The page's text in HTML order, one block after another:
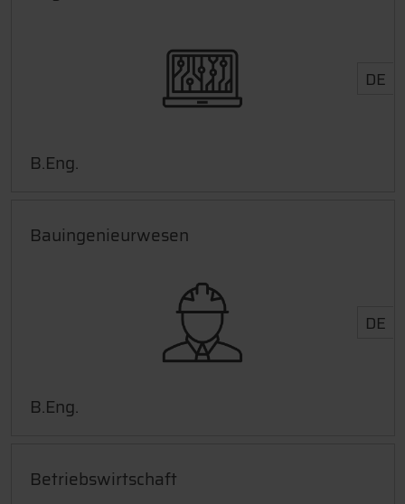
DE
B.Eng.
Bauingenieurwesen
DE
B.Eng.
Betriebswirtschaft